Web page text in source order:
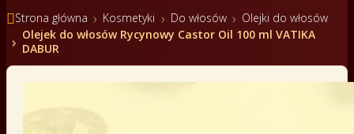
Strona główna Kosmetyki Do włosów
Olejki do włosów
Olejek do włosów Rycynowy Castor Oil 100 ml VATIKA
DABUR